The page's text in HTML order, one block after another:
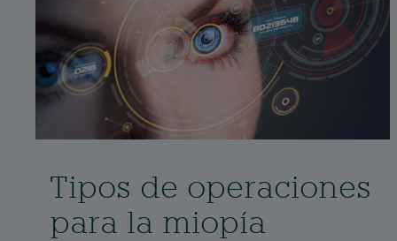
Tipos de operaciones
para la miopía